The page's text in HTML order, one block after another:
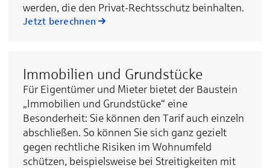
werden, die den Privat-Rechtsschutz beinhalten.
Jetzt berechnen
Immobilien und Grundstücke
Für Eigentümer und Mieter bietet der Baustein
„Immobilien und Grundstücke“ eine
Besonderheit: Sie können den Tarif auch einzeln
abschließen. So können Sie sich ganz gezielt
gegen rechtliche Risiken im Wohnumfeld
schützen, beispielsweise bei Streitigkeiten mit